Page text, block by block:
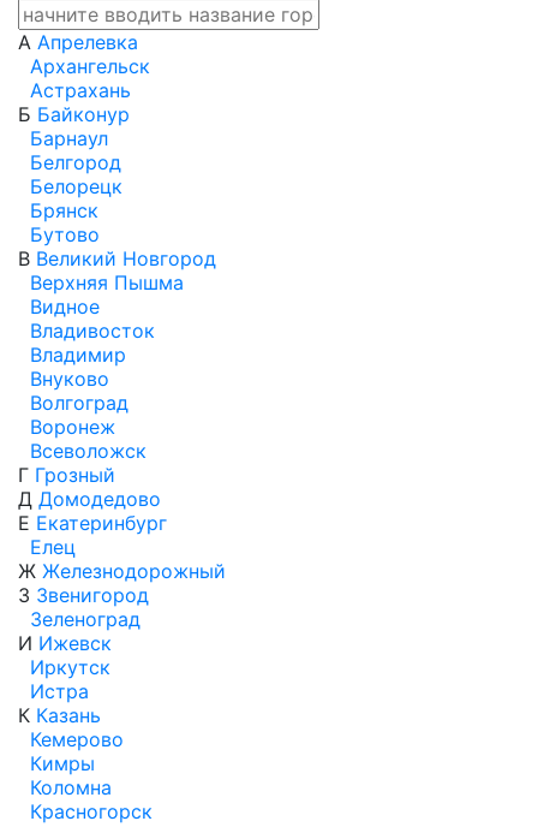
А Апрелевка
Архангельск
Астрахань
Б Байконур
Барнаул
Белгород
Белорецк
Брянск
Бутово
В Великий Новгород
Верхняя Пышма
Видное
Владивосток
Владимир
Внуково
Волгоград
Воронеж
Всеволожск
Г Грозный
Д Домодедово
Е Екатеринбург
Елец
Ж Железнодорожный
З Звенигород
Зеленоград
И Ижевск
Иркутск
Истра
К Казань
Кемерово
Кимры
Коломна
Красногорск